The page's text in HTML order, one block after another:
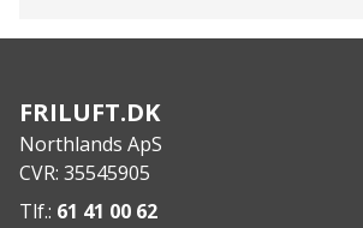
FRILUFT.DK
Northlands ApS
CVR: 35545905
Tlf.: 61 41 00 62